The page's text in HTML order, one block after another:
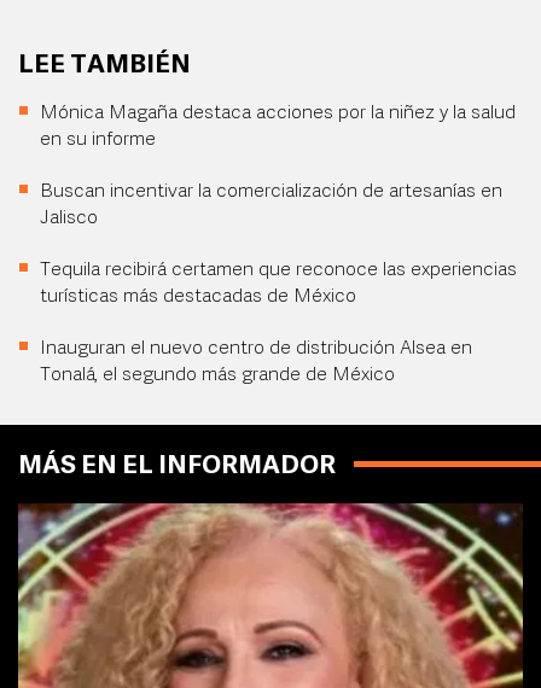
LEE TAMBIÉN
Mónica Magaña destaca acciones por la niñez y la salud
en su informe
Buscan incentivar la comercialización de artesanías en
Jalisco
Tequila recibirá certamen que reconoce las experiencias
turísticas más destacadas de México
Inauguran el nuevo centro de distribución Alsea en
Tonalá, el segundo más grande de México
MÁS EN EL INFORMADOR